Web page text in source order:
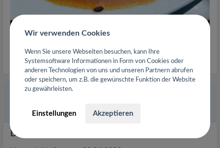
Kommentare
vor 3 Jahren
Duck & Mango Curry
Wir verwenden Cookies
Wenn Sie unsere Webseiten besuchen, kann Ihre
Systemsoftware Informationen in Form von Cookies oder
anderen Technologien von uns und unseren Partnern abrufen
oder speichern, um z.B. die gewünschte Funktion der Website
zu gewährleisten.
Einstellungen Akzeptieren